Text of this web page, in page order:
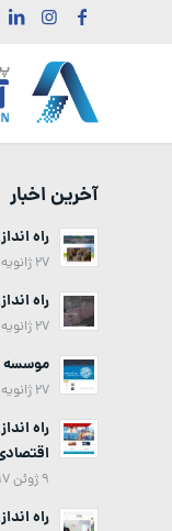
آخرین اخبار
راه
27 ژانویه 2018 - 11:45 ق.ظ
راه
27 ژانویه 2018 - 11:38 ق.ظ
موسسه
27 ژانویه 2018 - 11:26 ق.ظ
راه
9 ژوئن 2017 - 5:14 ب.ظ